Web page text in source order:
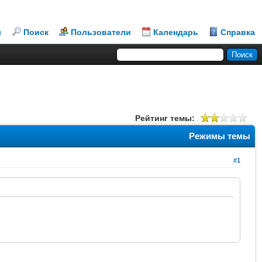
Поиск Пользователи Календарь Справка
Рейтинг темы:
Режимы темы
#1